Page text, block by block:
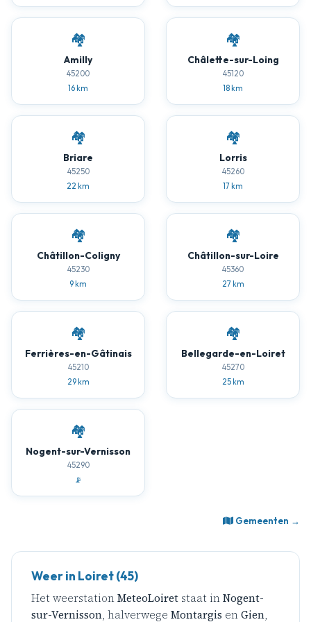
🏘️
Amilly
45200
16 km
🏘️
Châlette-sur-Loing
45120
18 km
🏘️
Briare
45250
22 km
🏘️
Lorris
45260
17 km
🏘️
Châtillon-Coligny
45230
9 km
🏘️
Châtillon-sur-Loire
45360
27 km
🏘️
Ferrières-en-Gâtinais
45210
29 km
🏘️
Bellegarde-en-Loiret
45270
25 km
🏘️
Nogent-sur-Vernisson
45290
📡
Gemeenten →
Weer in Loiret (45)
Het weerstationMeteoLoiret staat inNogent-
sur-Vernisson, halverwege Montargis enGien,